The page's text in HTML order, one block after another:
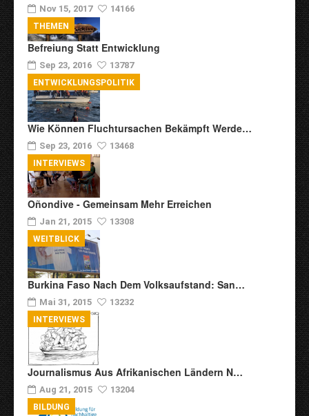
Nov 15, 2017 14166
Befreiung Statt Entwicklung
Sep 23, 2016 13787
THEMEN
Wie Können Fluchtursachen Bekämpft Werde…
Sep 23, 2016 13468
ENTWICKLUNGSPOLITIK
Oñondive - Gemeinsam Mehr Erreichen
Jan 21, 2015 13308
INTERVIEWS
Burkina Faso Nach Dem Volksaufstand: San…
Mai 31, 2015 13232
WEITBLICK
Journalismus Aus Afrikanischen Ländern N…
Aug 21, 2015 13204
INTERVIEWS
BILDUNG